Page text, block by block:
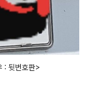
: 뒷번호판>